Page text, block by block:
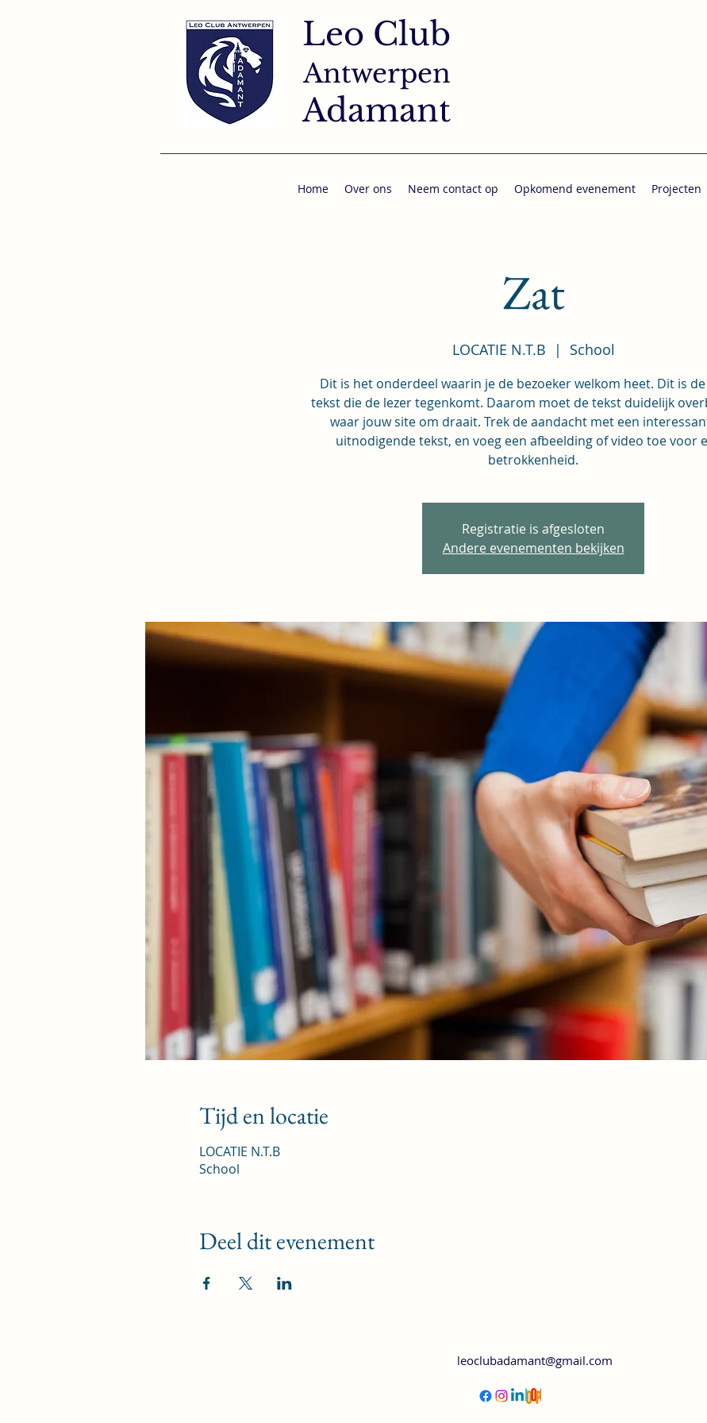
Leo Club
Antwerpen
Adamant
Home Over ons Neem contact op Opkomend evenement Projecten
Zat
LOCATIE N.T.B
  |
School
Dit is het onderdeel waarin je de bezoeker welkom heet. Dit is
tekst die de lezer tegenkomt. Daarom moet de tekst duidelijk
waar jouw site om draait. Trek de aandacht met een
uitnodigende tekst, en voeg een afbeelding of video toe voor
betrokkenheid.
Registratie is afgesloten
Andere evenementen bekijken
Tijd en locatie
LOCATIE N.T.B
School
Deel dit evenement
leoclubadamant@gmail.com